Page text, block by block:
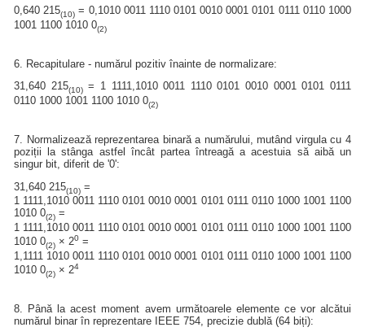
0,640 215(10) = 0,1010 0011 1110 0101 0010 0001 0101 0111 0110 1000
1001 1100 1010 0(2)
6. Recapitulare - numărul pozitiv înainte de normalizare:
31,640 215(10)= 1 1111,1010 0011 1110 0101 0010 0001 0101 0111
0110 1000 1001 1100 1010 0(2)
7. Normalizează reprezentarea binară a numărului, mutând virgula cu 4
poziții la stânga astfel încât partea întreagă a acestuia să aibă un
singur bit, diferit de '0':
31,640 215(10) =
1 1111,1010 0011 1110 0101 0010 0001 0101 0111 0110 1000 1001 1100
1010 0(2) =
1 1111,1010 0011 1110 0101 0010 0001 0101 0111 0110 1000 1001 1100
1010 0(2) × 20 =
1,1111 1010 0011 1110 0101 0010 0001 0101 0111 0110 1000 1001 1100
1010 0(2) × 24
8. Până la acest moment avem următoarele elemente ce vor alcătui
numărul binar în reprezentare IEEE 754, precizie dublă (64 biți):